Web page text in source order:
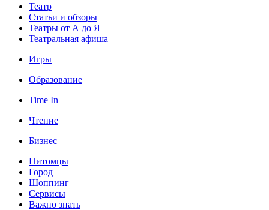
Театр
Статьи и обзоры
Театры от А до Я
Театральная афиша
Игры
Образование
Time In
Чтение
Бизнес
Питомцы
Город
Шоппинг
Сервисы
Важно знать